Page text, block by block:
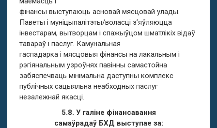
фінансы выступаюць асновай мясцовай улады.
Паветы і муніцыпалітэты/воласці з’яўляюцца
інвестарам, вытворцам і спажыўцом шматлікіх відаў
тавараў і паслуг. Камунальная
гаспадарка і мясцовыя фінансы на лакальным і
рэгіянальным узроўнях павінны самастойна
забяспечваць мінімальна даступны комплекс
публічных сацыяльна неабходных паслуг
незалежнай якасці.
5.8. У галіне фінансавання
самаўрадаў БХД выступае за: